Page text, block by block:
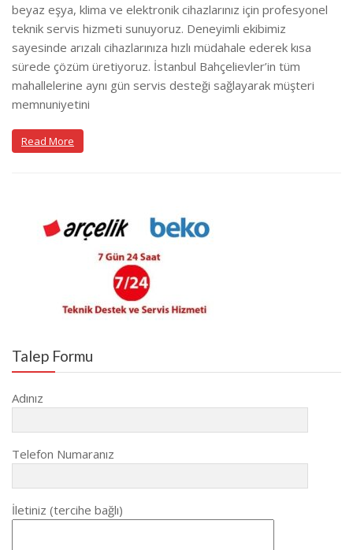
beyaz eşya, klima ve elektronik cihazlarınız için profesyonel
teknik servis hizmeti sunuyoruz. Deneyimli ekibimiz
sayesinde arızalı cihazlarınıza hızlı müdahale ederek kısa
sürede çözüm üretiyoruz. İstanbul Bahçelievler’in tüm
mahallelerine aynı gün servis desteği sağlayarak müşteri
memnuniyetini
Read More
Talep Formu
Adınız
Telefon Numaranız
İletiniz (tercihe bağlı)